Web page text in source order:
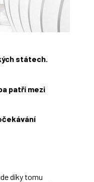
státech.
patří mezi
díky tomu